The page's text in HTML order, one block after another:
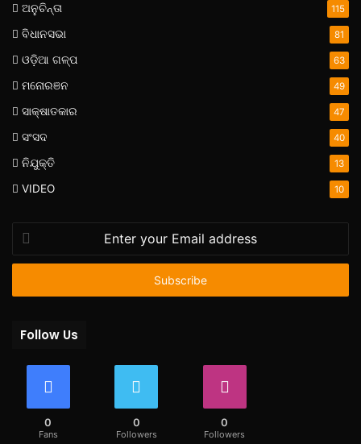
ଅନୁଚିନ୍ତା 115
ବିଧାନସଭା 81
ଓଡ଼ିଆ ଗଳ୍ପ 63
ମନୋରଞନ 49
ସାକ୍ଷାତକାର 47
ସଂସଦ 40
ନିଯୁକ୍ତି 13
VIDEO 10
your
Email
Follow Us
0
Fans
0
Followers
0
Followers